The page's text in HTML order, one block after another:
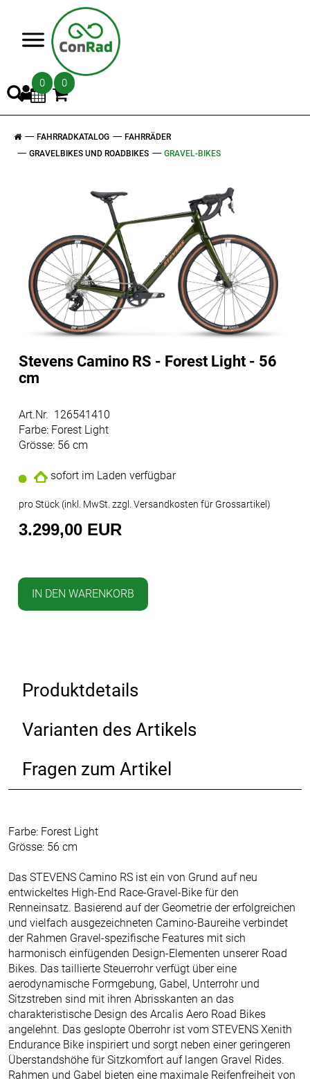
0 0
FAHRRADKATALOG
FAHRRÄDER
GRAVELBIKES UND ROADBIKES
GRAVEL-BIKES
Stevens Camino RS - Forest Light - 56
cm
Art.Nr. 126541410
Farbe: Forest Light
Grösse: 56 cm
sofort im Laden verfügbar
pro Stück (inkl. MwSt. zzgl. Versandkosten für Grossartikel)
3.299,00 EUR
IN DEN WARENKORB
Produktdetails
Varianten des Artikels
Fragen zum Artikel
Farbe: Forest Light
Grösse: 56 cm
Das STEVENS Camino RS ist ein von Grund auf neu
entwickeltes High-End Race-Gravel-Bike für den
Renneinsatz. Basierend auf der Geometrie der erfolgreichen
und vielfach ausgezeichneten Camino-Baureihe verbindet
der Rahmen Gravel-spezifische Features mit sich
harmonisch einfügenden Design-Elementen unserer Road
Bikes. Das taillierte Steuerrohr verfügt über eine
aerodynamische Formgebung, Gabel, Unterrohr und
Sitzstreben sind mit ihren Abrisskanten an das
charakteristische Design des Arcalis Aero Road Bikes
angelehnt. Das geslopte Oberrohr ist vom STEVENS Xenith
Endurance Bike inspiriert und sorgt neben einer geringeren
Überstandshöhe für Sitzkomfort auf langen Gravel Rides.
Rahmen und Gabel bieten eine maximale Reifenfreiheit von